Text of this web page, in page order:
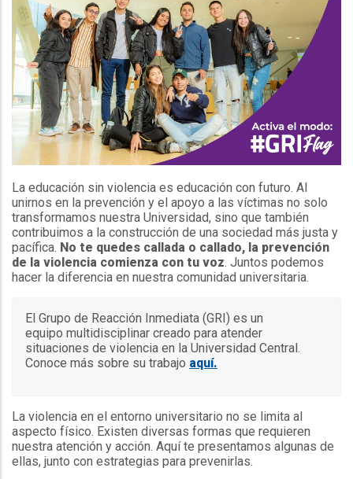
La educación sin violencia es educación con futuro. Al
unirnos en la prevención y el apoyo a las víctimas no solo
transformamos nuestra Universidad, sino que también
contribuimos a la construcción de una sociedad más justa y
pacífica. No te quedes callada o callado, la prevención
de la violencia comienza con tu voz. Juntos podemos
hacer la diferencia en nuestra comunidad universitaria.
El Grupo de Reacción Inmediata (GRI) es un
equipo multidisciplinar creado para atender
situaciones de violencia en la Universidad Central.
Conoce más sobre su trabajo aquí.
La violencia en el entorno universitario no se limita al
aspecto físico. Existen diversas formas que requieren
nuestra atención y acción. Aquí te presentamos algunas de
ellas, junto con estrategias para prevenirlas.